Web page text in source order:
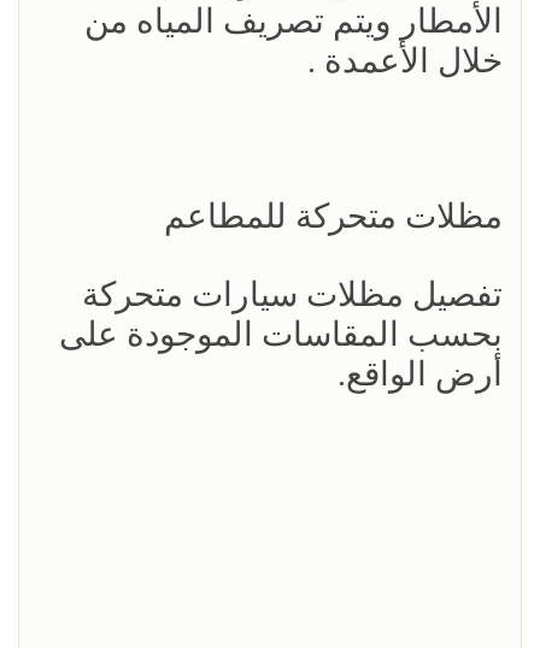
الأمطار ويتم تصريف المياه من
خلال الأعمدة .
مظلات متحركة للمطاعم
تفصيل مظلات سيارات متحركة
بحسب المقاسات الموجودة على
أرض الواقع.